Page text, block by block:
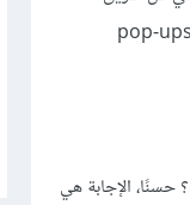
عمليات البحث التقليديّة؛ أي بأسلوبٍ مجاني) بسبب الاستخدام غير المُلائم لاختبارات A/B والمُنزلقات Sliders ومقاطع الفيديو والنوافذ المُنبثقة pop-ups
الإجابة هي